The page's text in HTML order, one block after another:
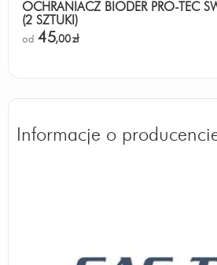
OCHRANIACZ BIODER PRO-TEC
(2 SZTUKI)
od 45,00zł
Informacje o